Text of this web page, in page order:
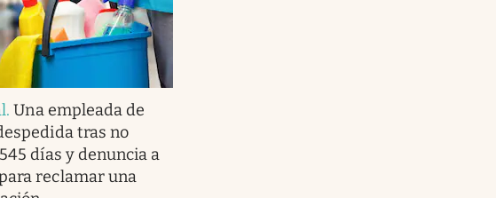
.Una empleada de
tras no
días y denuncia a
reclamar una